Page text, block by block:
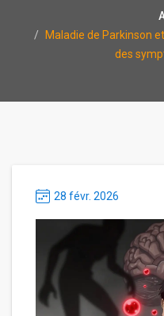
Maladie de Parkinson
des
28 févr. 2026